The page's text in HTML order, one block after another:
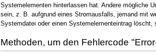
Systemelementen hinterlassen hat. Andere mögliche
sein, z. B. aufgrund eines Stromausfalls, jemand mit
Systemdatei oder einen Systemelementeintrag löscht,
Methoden, um den Fehlercode